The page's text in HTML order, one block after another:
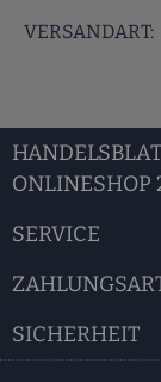
VERSANDART:
ONLINESHOP
SERVICE
SICHERHEIT